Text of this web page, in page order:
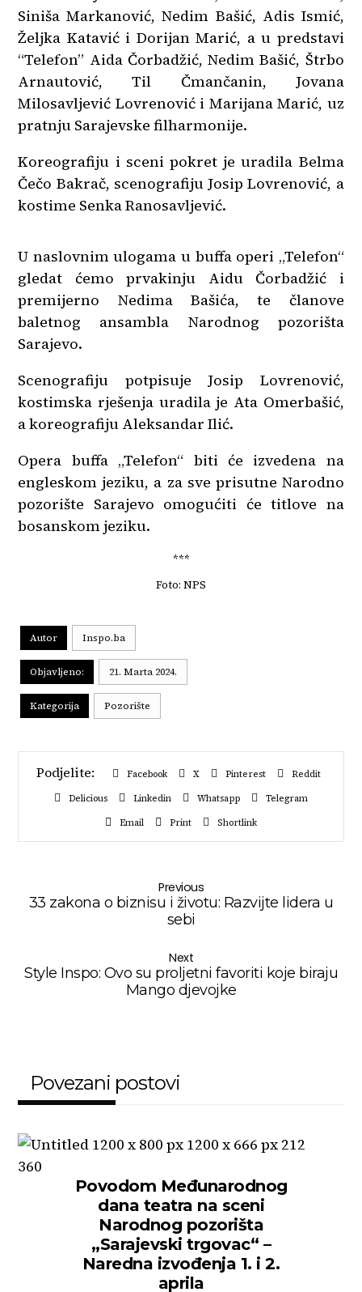
Siniša Markanović, Nedim Bašić, Adis Ismić,
Željka Katavić i Dorijan Marić, a u predstavi
“Telefon” Aida Čorbadžić, Nedim Bašić, Štrbo
Arnautović, Til Čmančanin, Jovana
Milosavljević Lovrenović i Marijana Marić, uz
pratnju Sarajevske filharmonije.
Koreografiju i sceni pokret je uradila Belma
Čečo Bakrač, scenografiju Josip Lovrenović, a
kostime Senka Ranosavljević.
U naslovnim ulogama u buffa operi „Telefon“
gledat ćemo prvakinju Aidu Čorbadžić i
premijerno Nedima Bašića, te članove
baletnog ansambla Narodnog pozorišta
Sarajevo.
Scenografiju potpisuje Josip Lovrenović,
kostimska rješenja uradila je Ata Omerbašić,
a koreografiju Aleksandar Ilić.
Opera buffa „Telefon“ biti će izvedena na
engleskom jeziku, a za sve prisutne Narodno
pozorište Sarajevo omogućiti će titlove na
bosanskom jeziku.
***
Foto: NPS
Autor Inspo.ba
Objavljeno: 21. Marta 2024.
Kategorija Pozorište
Facebook X Pinterest
Reddit
Delicious
Linkedin Whatsapp
Telegram
Email
Print Shortlink
Previous
33 zakona o biznisu i životu: Razvijte lidera u
sebi
Next
Style Inspo: Ovo su proljetni favoriti koje biraju
Mango djevojke
Povezani postovi
Povodom Međunarodnog
dana teatra na sceni
Narodnog pozorišta
„Sarajevski trgovac“ –
Naredna izvođenja 1. i 2.
aprila